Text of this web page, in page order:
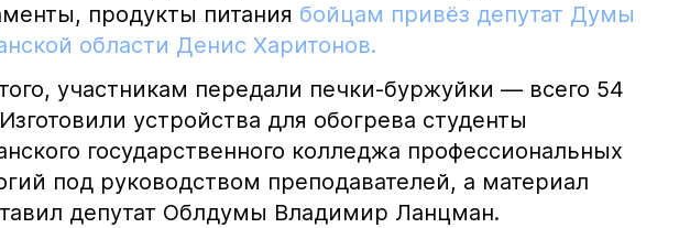
продукты питания бойцам привёз депутат Думы
области Денис Харитонов.
участникам передали печки-буржуйки — всего 54
устройства для обогрева студенты
государственного колледжа профессиональных
под руководством преподавателей, а материал
депутат Облдумы Владимир Ланцман.